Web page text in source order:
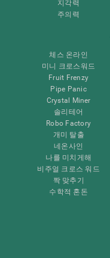
지각력
주의력
체스 온라인
미니 크로스워드
Fruit Frenzy
Pipe Panic
Crystal Miner
솔리테어
Robo Factory
개미 탈출
네온사인
나를 미치게해
비주얼 크로스 워드
짝 맞추기
수학적 혼돈